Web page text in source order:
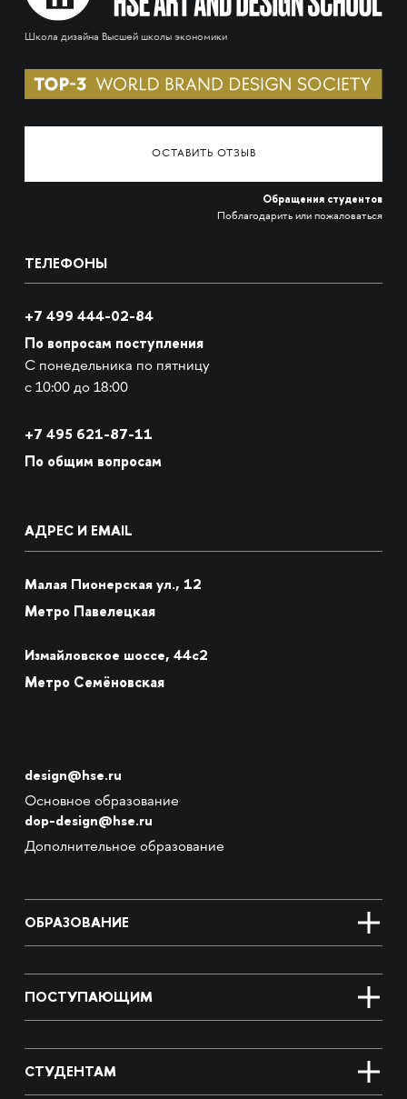
Школа дизайна Высшей школы экономики
ОСТАВИТЬ ОТЗЫВ
Обращения студентов
Поблагодарить или пожаловаться
ТЕЛЕФОНЫ
+7 499 444-02-84
По вопросам поступления
С понедельника по пятницу
с 10:00 до 18:00
+7 495 621-87-11
По общим вопросам
АДРЕС И EMAIL
Малая Пионерская ул., 12
Метро Павелецкая
Измайловское шоссе, 44с2
Метро Семёновская
design@hse.ru
Основное образование
dop-design@hse.ru
Дополнительное образование
ОБРАЗОВАНИЕ
ПОСТУПАЮЩИМ
СТУДЕНТАМ